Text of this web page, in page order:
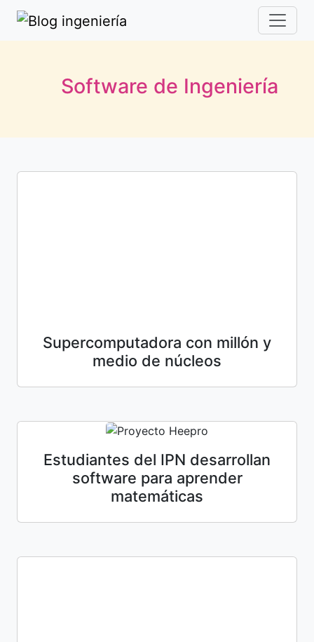
Software de Ingeniería
Supercomputadora con millón y
medio de núcleos
Estudiantes del IPN desarrollan
software para aprender
matemáticas